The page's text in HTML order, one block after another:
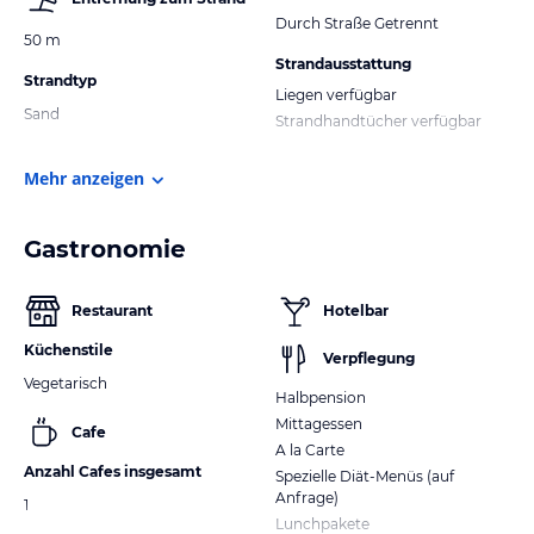
50 m
Strandtyp
Sand
Durch Straße Getrennt
Strandausstattung
Liegen verfügbar
Strandhandtücher verfügbar
Mehr anzeigen
Gastronomie
Restaurant
Küchenstile
Vegetarisch
Cafe
Anzahl Cafes insgesamt
1
Hotelbar
Verpflegung
Halbpension
Mittagessen
A la Carte
Spezielle Diät-Menüs (auf
Anfrage)
Lunchpakete